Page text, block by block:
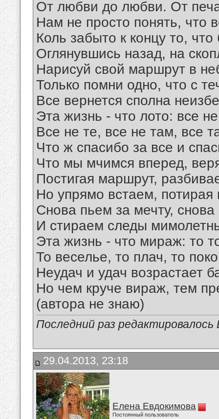
От любви до любви. От
Нам не просто понять, что
Коль забыто к концу то,
Оглянувшись назад, на
Нарисуй свой маршрут в
Только помни одно, что с
Все вернется сполна
Эта жизнь - что лото: все
Все не те, все не там, все
Что ж спасибо за все и
Что мы мчимся вперед,
Постигая маршрут,
Но упрямо встаем, потирая
Снова пьем за мечту,
И стираем следы
Эта жизнь - что мираж: то
То веселье, то плач, то
Неудач и удач возрастает
Но чем круче вираж, тем
(автора не знаю)
Последний раз
29.04.2013, 23:18
Елена Евдокимова
Постоянный пользователь